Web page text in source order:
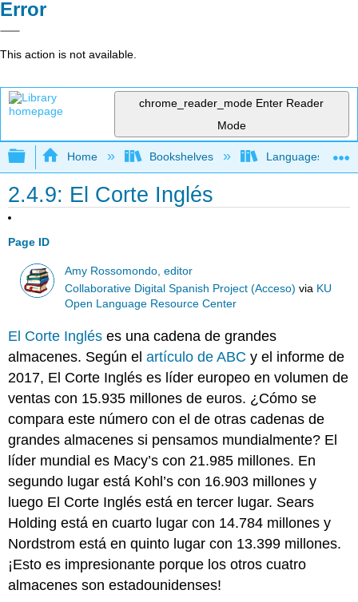
Error
This action is not available.
chrome_reader_mode Enter Reader
Mode
Expand/collapse global hierarchy
Home Bookshelves Languages
2.4.9: El Corte Inglés
Page ID
Amy Rossomondo, editor
Collaborative Digital Spanish Project (Acceso) via KU
Open Language Resource Center
El Corte Inglés es una cadena de grandes
almacenes. Según elartículo de ABC y el informe de
2017, El Corte Inglés es líder europeo en volumen de
ventas con 15.935 millones de euros. ¿Cómo se
compara este número con el de otras cadenas de
grandes almacenes si pensamos mundialmente? El
líder mundial es Macy’s con 21.985 millones. En
segundo lugar está Kohl’s con 16.903 millones y
luego El Corte Inglés está en tercer lugar. Sears
Holding está en cuarto lugar con 14.784 millones y
Nordstrom está en quinto lugar con 13.399 millones.
¡Esto es impresionante porque los otros cuatro
almacenes son estadounidenses!